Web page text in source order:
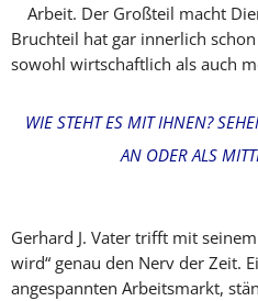
Arbeit. Der Großteil macht
Bruchteil hat gar innerlich
sowohl wirtschaftlich als auch
WIE STEHT ES MIT IHNEN?
AN ODER ALS
Gerhard J. Vater trifft mit
wird“ genau den Nerv der Zeit.
angespannten Arbeitsmarkt,